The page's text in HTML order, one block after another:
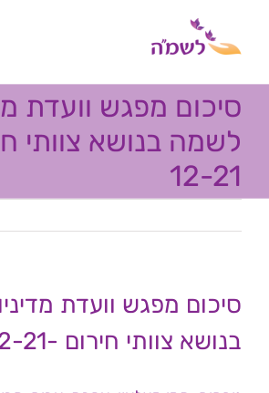
סיכום מפגש וועדת
12-21
סיכום מפגש וועדת
בנושא צוותי חירום -9-12-21